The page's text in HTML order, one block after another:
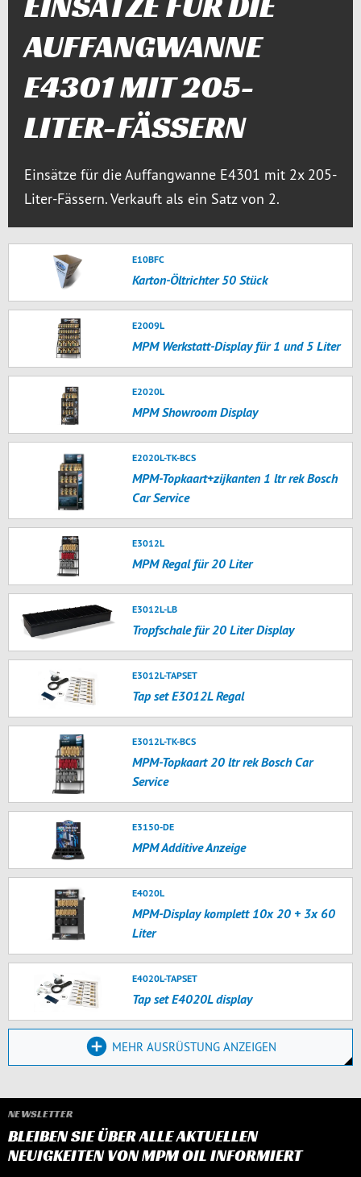
EINSÄTZE FÜR DIE
AUFFANGWANNE
E4301 MIT 205-
LITER-FÄSSERN
Einsätze für die Auffangwanne E4301 mit 2x 205-
E10BFC
E2009L
E2020L
E2020L-TK-BCS
MPM-Topkaart+zijkanten 1 ltr rek Bosch
E3012L
E3012L-LB
E3012L-TAPSET
E3012L-TK-BCS
MPM-Topkaart 20 ltr rek Bosch Car
E3150-DE
E4020L
MPM-Display komplett 10x 20 + 3x 60
E4020L-TAPSET
MEHR AUSRÜSTUNG ANZEIGEN
NEWSLETTER
BLEIBEN SIE ÜBER ALLE AKTUELLEN